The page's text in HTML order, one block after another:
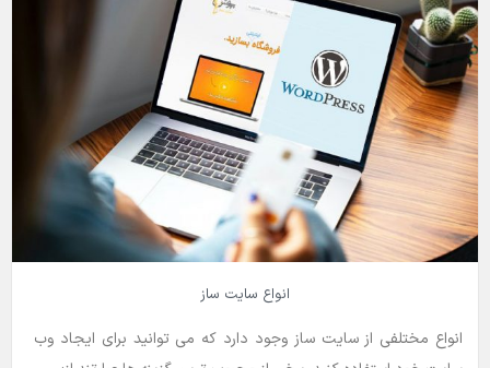
انواع سایت ساز
انواع مختلفی از سایت ساز وجود دارد که می توانید برای ایجاد وب